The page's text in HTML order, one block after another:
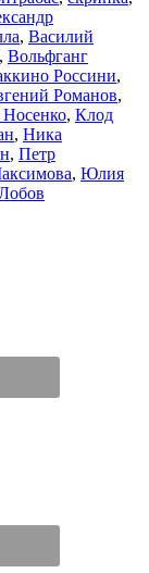
, Василий
, Вольфганг
Россини,
Романов,
, Клод
, Ника
, Петр
, Юлия